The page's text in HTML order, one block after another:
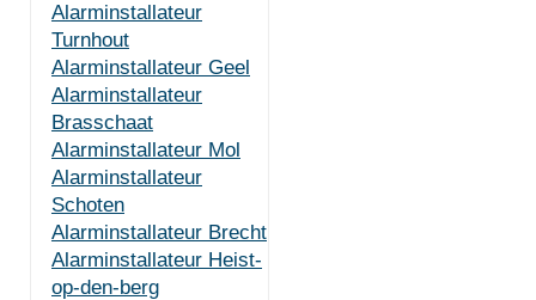
Alarminstallateur
Turnhout
Alarminstallateur Geel
Alarminstallateur
Brasschaat
Alarminstallateur Mol
Alarminstallateur
Schoten
Alarminstallateur Brecht
Alarminstallateur Heist-
op-den-berg